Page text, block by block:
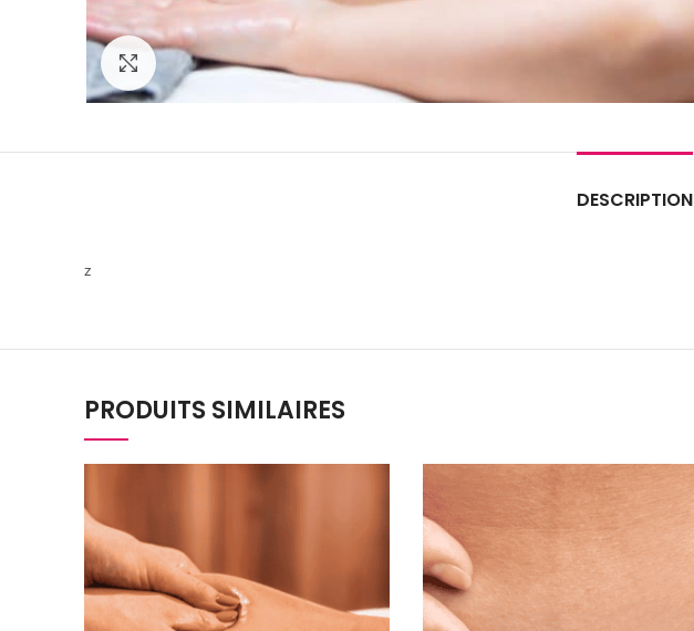
Click to enlarge
DESCRIPTION
z
PRODUITS SIMILAIRES